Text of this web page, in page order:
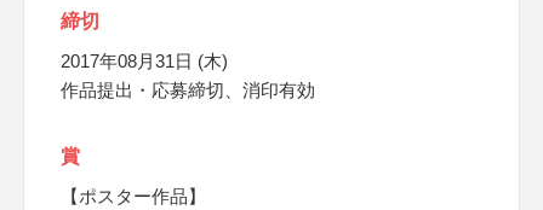
締切
2017年08月31日 (木)
作品提出・応募締切、消印有効
賞
【ポスター作品】